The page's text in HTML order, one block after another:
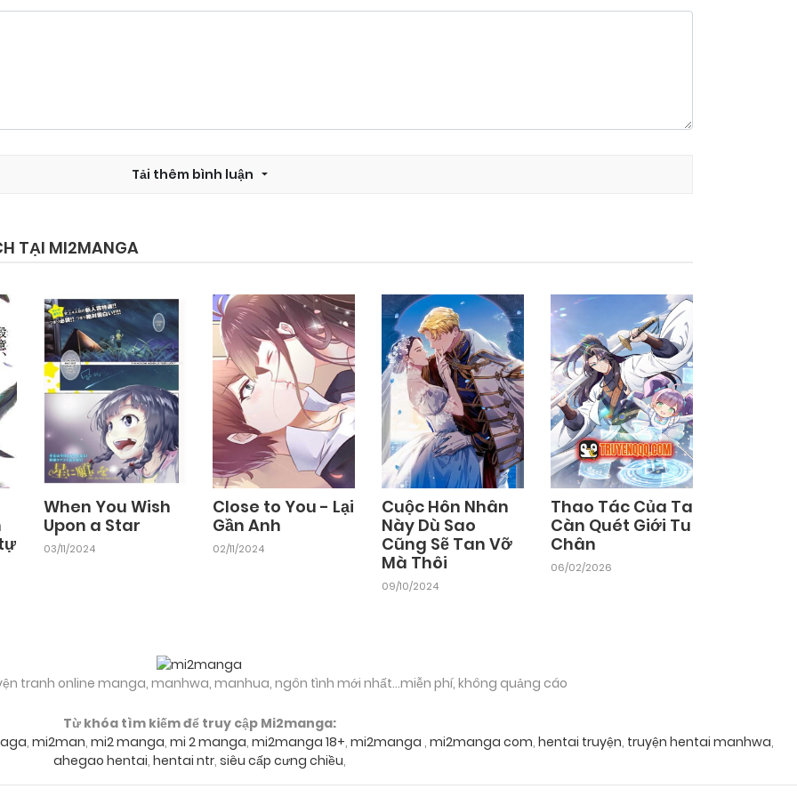
Chapter 8
Chapter 4 25/09/2024
Chapter 2 25/09/2024
Tải thêm bình luận
TẠI MI2MANGA
When You Wish
Upon a Star
03/11/2024
Close to You - Lại
Gần Anh
02/11/2024
Cuộc Hôn Nhân
Này Dù Sao
Cũng Sẽ Tan Vỡ
Mà Thôi
09/10/2024
Thao Tác Của Ta
Càn Quét Giới Tu
Chân
06/02/2026
tranh online manga, manhwa, manhua, ngôn tình mới nhất...miễn phí, không quảng cáo
Từ khóa tìm kiếm để truy cập Mi2manga:
, mi2man, mi2 manga, mi 2 manga, mi2manga 18+, mi2manga , mi2manga com, hentai truyện, truyện hentai manhwa,
ahegao hentai, hentai ntr, siêu cấp cưng chiều,